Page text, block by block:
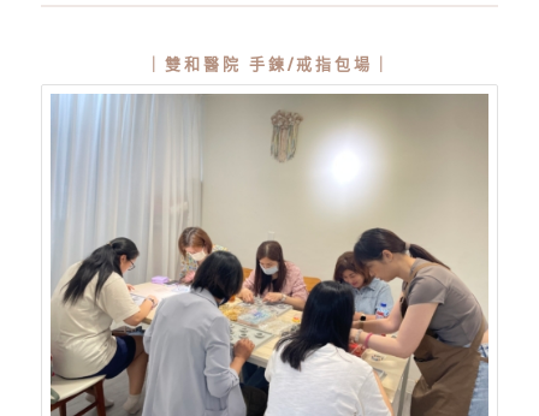
｜雙和醫院 手鍊/戒指包場｜